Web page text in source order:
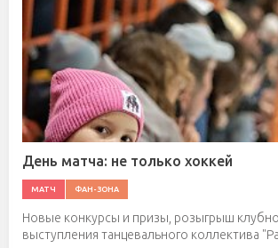
День матча: не только хоккей
МАТЧ ФАН-ЗОНА
Новые конкурсы и призы, розыгрыш
выступления танцевального коллектива